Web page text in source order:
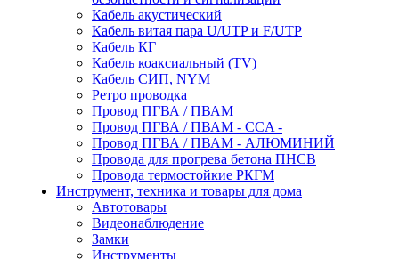
Кабель акустический
Кабель витая пара U/UTP и F/UTP
Кабель КГ
Кабель коаксиальный (TV)
Кабель СИП, NYM
Ретро проводка
Провод ПГВА / ПВАМ
Провод ПГВА / ПВАМ - CCA -
Провод ПГВА / ПВАМ - АЛЮМИНИЙ
Провода для прогрева бетона ПНСВ
Провода термостойкие РКГМ
Инструмент, техника и товары для дома
Автотовары
Видеонаблюдение
Замки
Инструменты